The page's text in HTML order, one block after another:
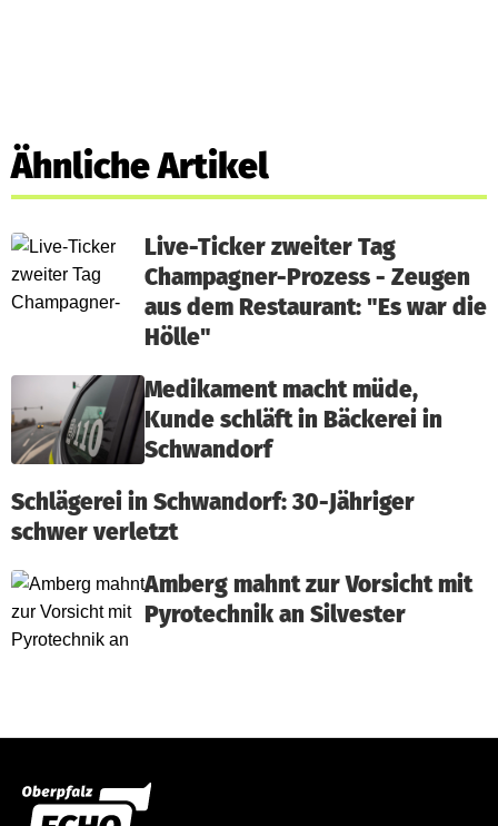
Ähnliche Artikel
Live-Ticker zweiter Tag
Champagner-Prozess - Zeugen
aus dem Restaurant: "Es war die
Hölle"
Medikament macht müde,
Kunde schläft in Bäckerei in
Schwandorf
Schlägerei in Schwandorf: 30-Jähriger
schwer verletzt
Amberg mahnt zur Vorsicht mit
Pyrotechnik an Silvester